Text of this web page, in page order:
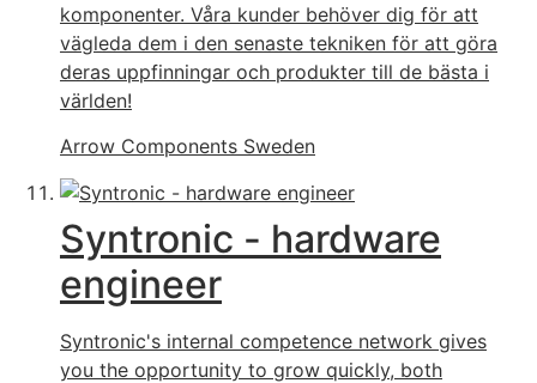
komponenter. Våra kunder behöver dig för att
vägleda dem i den senaste tekniken för att göra
deras uppfinningar och produkter till de bästa i
världen!
Arrow Components Sweden
Syntronic - hardware
engineer
Syntronic's internal competence network gives
you the opportunity to grow quickly, both